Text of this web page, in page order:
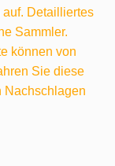
Detailliertes
Sammler.
können von
Sie diese
Nachschlagen